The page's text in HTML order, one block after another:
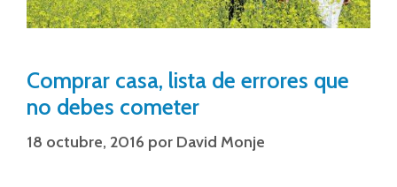
Comprar casa, lista de errores que
no debes cometer
18 octubre, 2016 por David Monje